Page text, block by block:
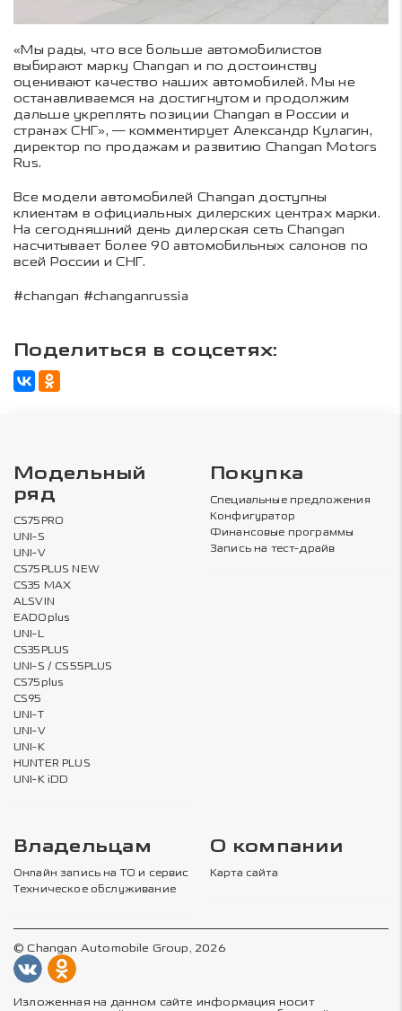
«Мы рады, что все больше автомобилистов
выбирают марку Changan и по достоинству
оценивают качество наших автомобилей. Мы не
останавливаемся на достигнутом и продолжим
дальше укреплять позиции Changan в России и
странах СНГ», — комментирует Александр Кулагин,
директор по продажам и развитию Changan Motors
Rus.
Все модели автомобилей Changan доступны
клиентам в официальных дилерских центрах марки.
На сегодняшний день дилерская сеть Changan
насчитывает более 90 автомобильных салонов по
всей России и СНГ.
#changan #changanrussia
Поделиться в соцсетях:
Модельный
ряд
CS75PRO
UNI-S
UNI-V
CS75PLUS NEW
CS35 MAX
ALSVIN
EADOplus
UNI-L
CS35PLUS
UNI-S / CS55PLUS
CS75plus
CS95
UNI-T
UNI-V
UNI-K
HUNTER PLUS
UNI-K iDD
Покупка
Специальные предложения
Конфигуратор
Финансовые программы
Запись на тест-драйв
Владельцам
Онлайн запись на ТО и сервис
Техническое обслуживание
О компании
Карта сайта
© Changan Automobile Group, 2026
Изложенная на данном сайте информация носит